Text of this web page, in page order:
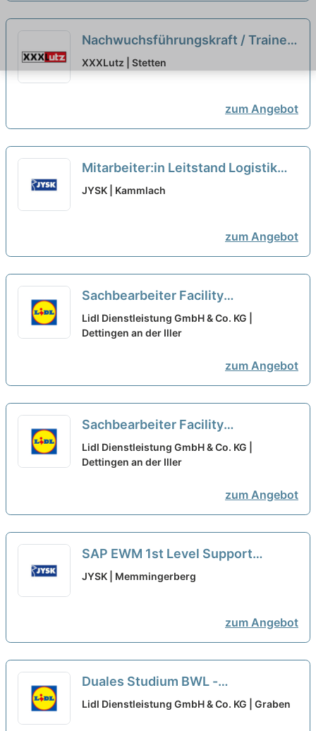
Nachwuchsführungskraft / Trainee
Logistik (m/w/d)
XXXLutz | Stetten
zum Angebot
Mitarbeiter:in Leitstand Logistik
neu
JYSK | Kammlach
zum Angebot
Sachbearbeiter Facility
Management (m/w/d) neu
Lidl Dienstleistung GmbH & Co. KG |
Dettingen an der Iller
zum Angebot
Sachbearbeiter Facility
Management (m/w/d) neu
Lidl Dienstleistung GmbH & Co. KG |
Dettingen an der Iller
zum Angebot
SAP EWM 1st Level Support
(M/W/D)
JYSK | Memmingerberg
zum Angebot
Duales Studium BWL -
Immobilienwirtschaft am Standort
Lidl Dienstleistung GmbH & Co. KG | Graben